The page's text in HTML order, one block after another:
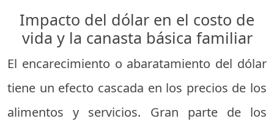
Impacto del dólar en el costo de
vida y la canasta básica familiar
El encarecimiento o abaratamiento del dólar
tiene un efecto cascada en los precios de los
alimentos y servicios. Gran parte de los